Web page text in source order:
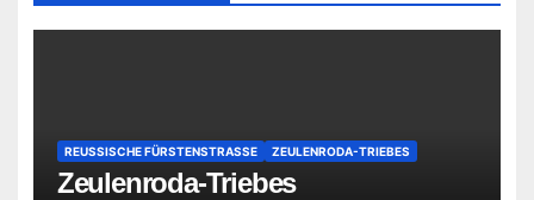
REUSSISCHE FÜRSTENSTRASSE ZEULENRODA-TRIEBES
Zeulenroda-Triebes